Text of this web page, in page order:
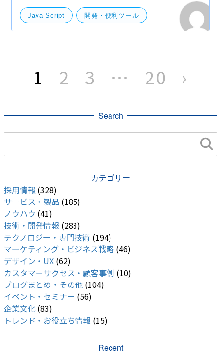
Java Script 開発・便利ツール
り
1 2 3 … 20 ›
Search
カテゴリー
採用情報 (328)
サービス・製品 (185)
ノウハウ (41)
技術・開発情報 (283)
テクノロジー・専門技術 (194)
マーケティング・ビジネス戦略 (46)
デザイン・UX (62)
カスタマーサクセス・顧客事例 (10)
ブログまとめ・その他 (104)
イベント・セミナー (56)
企業文化 (83)
トレンド・お役立ち情報 (15)
Recent